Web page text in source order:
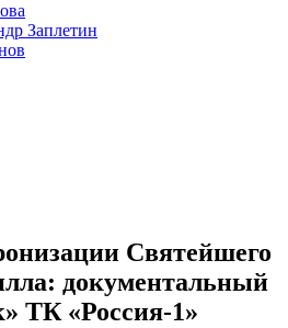
Заплетин
Святейшего
документальный
ТК «Россия-1»